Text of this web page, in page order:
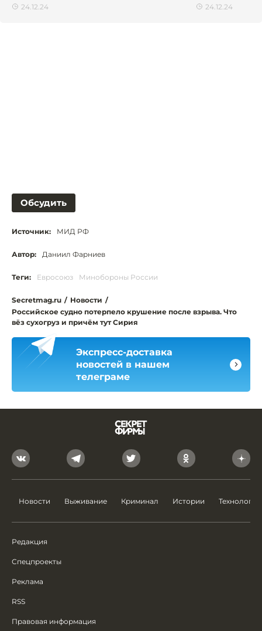
24.12.24 24.12.24
Обсудить
Источник: МИД РФ
Автор: Даниил Фарниев
Теги: Евросоюз Минобороны России
Secretmag.ru / Новости /
Российское судно потерпело крушение после взрыва. Что
вёз сухогруз и причём тут Сирия
Экспресс-доставка
новостей в нашем
телеграме
Новости Выживание Криминал Истории Технологии
Редакция
Спецпроекты
Реклама
RSS
Правовая информация